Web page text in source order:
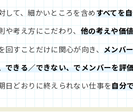
して、細かいところを含めすべてを
や考え方にこだわり、 他の考えや価
回すことだけに関心が向き、 メンバ
できる／できない、でメンバーを評
日どおりに終えられない仕事を自分